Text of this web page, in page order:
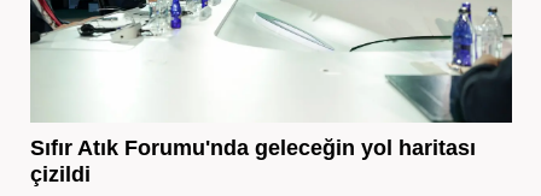
Sıfır Atık Forumu'nda geleceğin yol haritası
çizildi